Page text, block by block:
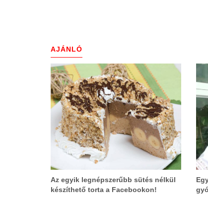
AJÁNLÓ
Az egyik legnépszerűbb sütés nélkül
készíthető torta a Facebookon!